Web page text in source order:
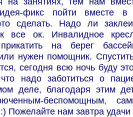
фикс пойти вместе в
сделать. Надо ли
все ок. Инвалидное
на берег
нужен помощник.
сегодня всю ночь буду
надо заботиться о
деле, благодаря этим
беспомощным,
Пожелайте нам завтра